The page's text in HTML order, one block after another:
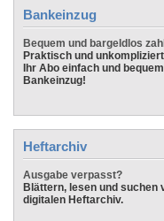
Bankeinzug
Bequem und bargeldlos
Praktisch und
Ihr Abo einfach und
Bankeinzug!
Heftarchiv
Ausgabe verpasst?
Blättern, lesen und suchen
digitalen Heftarchiv.